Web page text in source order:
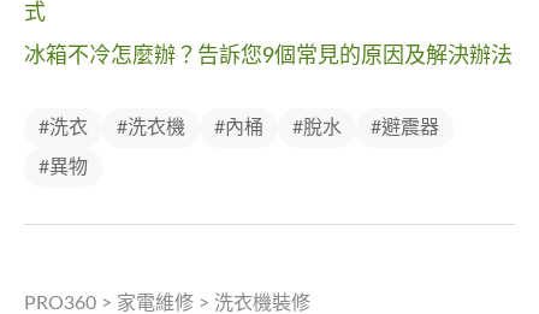
式
冰箱不冷怎麼辦？告訴您9個常見的原因及解決辦法
#洗衣 #洗衣機 #內桶 #脫水 #避震器
#異物
PRO360 > 家電維修 > 洗衣機裝修